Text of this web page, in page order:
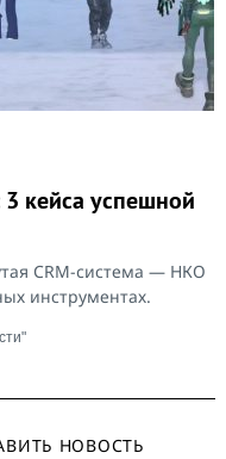
кейса успешной
CRM-cистема — НКО
инструментах.
НОВОСТЬ